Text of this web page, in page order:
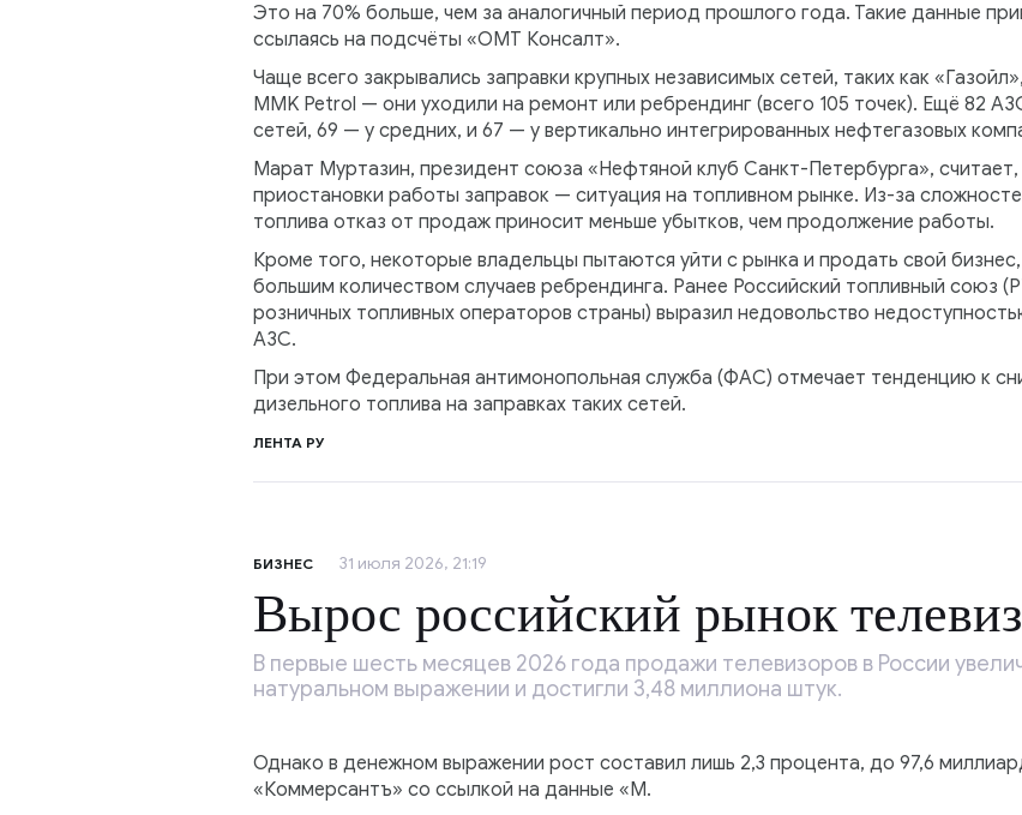
Это на 70% больше, чем за аналогичный период прошлого года. Такие данные
ссылаясь на подсчёты «ОМТ Консалт».
Чаще всего закрывались заправки крупных независимых сетей, таких как
MMK Petrol — они уходили на ремонт или ребрендинг (всего 105 точек). Ещё 82
сетей, 69 — у средних, и 67 — у вертикально интегрированных нефтегазовых
Марат Муртазин, президент союза «Нефтяной клуб Санкт-Петербурга»,
приостановки работы заправок — ситуация на топливном рынке. Из-за
топлива отказ от продаж приносит меньше убытков, чем продолжение работы.
Кроме того, некоторые владельцы пытаются уйти с рынка и продать свой
большим количеством случаев ребрендинга. Ранее Российский топливный союз
розничных топливных операторов страны) выразил недовольство
АЗС.
При этом Федеральная антимонопольная служба (ФАС) отмечает тенденцию к
дизельного топлива на заправках таких сетей.
ЛЕНТА РУ
БИЗНЕС 31 июля 2026, 21:19
Вырос российский рынок
В первые шесть месяцев 2026 года продажи телевизоров в России
натуральном выражении и достигли 3,48 миллиона штук.
Однако в денежном выражении рост составил лишь 2,3 процента, до 97,6
«Коммерсантъ» со ссылкой на данные «М.